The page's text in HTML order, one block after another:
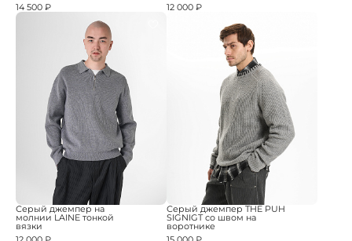
14 500 ₽
12 000 ₽
Серый джемпер на
молнии LAINE тонкой
вязки
Серый джемпер THE PUH
SIGNIGT со швом на
воротнике